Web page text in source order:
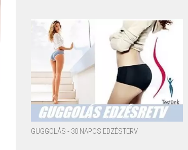
GUGGOLÁS - 30 NAPOS EDZÉSTERV